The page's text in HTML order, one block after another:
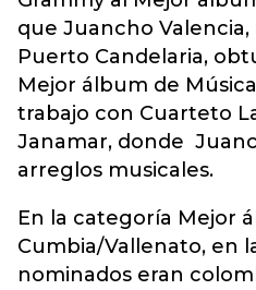
que Juancho
Puerto Candelaria,
Mejor álbum de
trabajo con Cuarteto
Janamar, donde
arreglos musicales.
En la categoría Mejor
Cumbia/Vallenato, en
nominados eran